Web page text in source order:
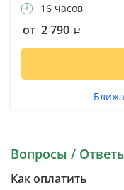
16 часов
от 2 790
Вопросы /
Как оплатить